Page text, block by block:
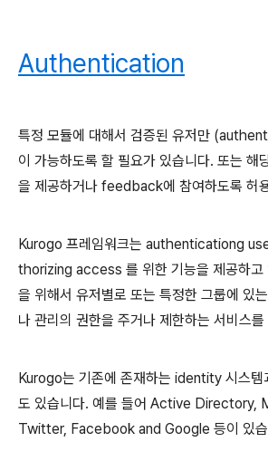
Authentication
특정 모듈에 대해서 검증된 유저만
이 가능하도록 할 필요가 있습니다. 또는 해
을 제공하거나 feedback에 참여하도록 허
Kurogo 프레임워크는 authenticationg
thorizing access 를 위한 기능을 제공하고
을 위해서 유저별로 또는 특정한 그룹에 있
나 관리의 권한을 주거나 제한하는 서비스
Kurogo는 기존에 존재하는 identity 시스템
도 있습니다. 예를 들어 Active Directory,
Twitter, Facebook and Google 등이 있